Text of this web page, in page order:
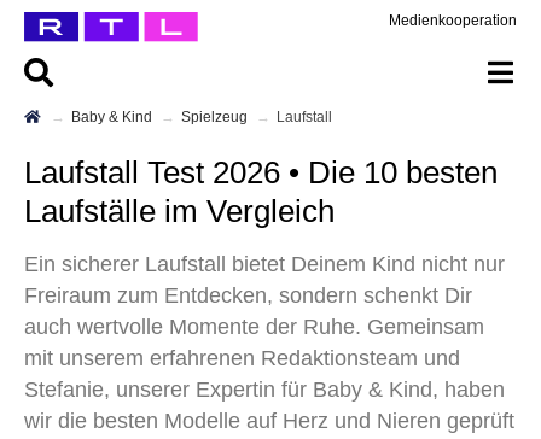
Medienkooperation
Baby & Kind Spielzeug Laufstall
Laufstall Test 2026 • Die 10 besten
Laufställe im Vergleich
Ein sicherer Laufstall bietet Deinem Kind nicht nur
Freiraum zum Entdecken, sondern schenkt Dir
auch wertvolle Momente der Ruhe. Gemeinsam
mit unserem erfahrenen Redaktionsteam und
Stefanie, unserer Expertin für Baby & Kind, haben
wir die besten Modelle auf Herz und Nieren geprüft